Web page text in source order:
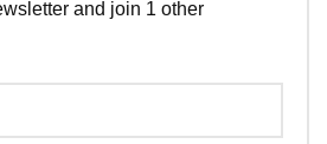
and join 1 other